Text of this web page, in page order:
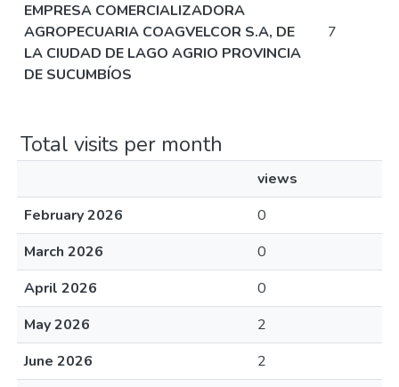
EMPRESA COMERCIALIZADORA
AGROPECUARIA COAGVELCOR S.A, DE
LA CIUDAD DE LAGO AGRIO PROVINCIA
DE SUCUMBÍOS
7
Total visits per month
views
February 2026
0
March 2026
0
April 2026
0
May 2026
2
June 2026
2